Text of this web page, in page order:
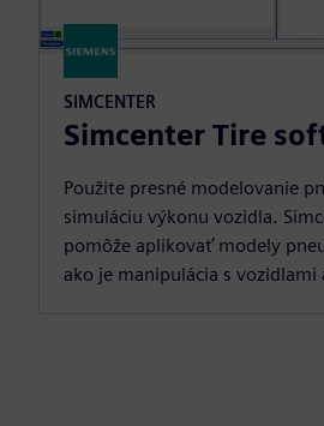
SIMCENTER
Simcenter Tire
Použite presné modelovanie
simuláciu výkonu vozidla.
pomôže aplikovať modely
ako je manipulácia s vozidlami